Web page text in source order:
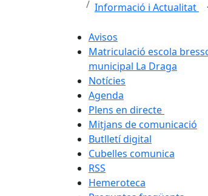
Informació i Actualitat
Avisos
Matriculació escola
municipal La Draga
Notícies
Agenda
Plens en directe
Mitjans de comunicació
Butlletí digital
Cubelles comunica
RSS
Hemeroteca